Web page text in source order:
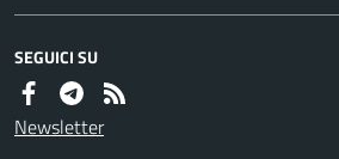
SEGUICI SU
Newsletter